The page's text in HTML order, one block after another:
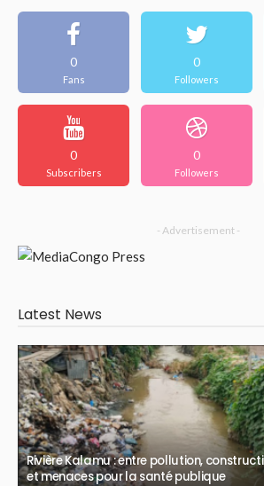
0
Fans
0
Followers
0
Subscribers
0
Followers
- Advertisement -
Latest News
Rivière Kalamu : entre pollution,
et menaces pour la santé publique